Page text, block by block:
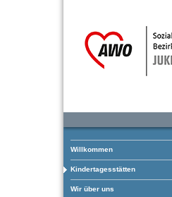
Willkommen
Kindertagesstätten
Wir über uns